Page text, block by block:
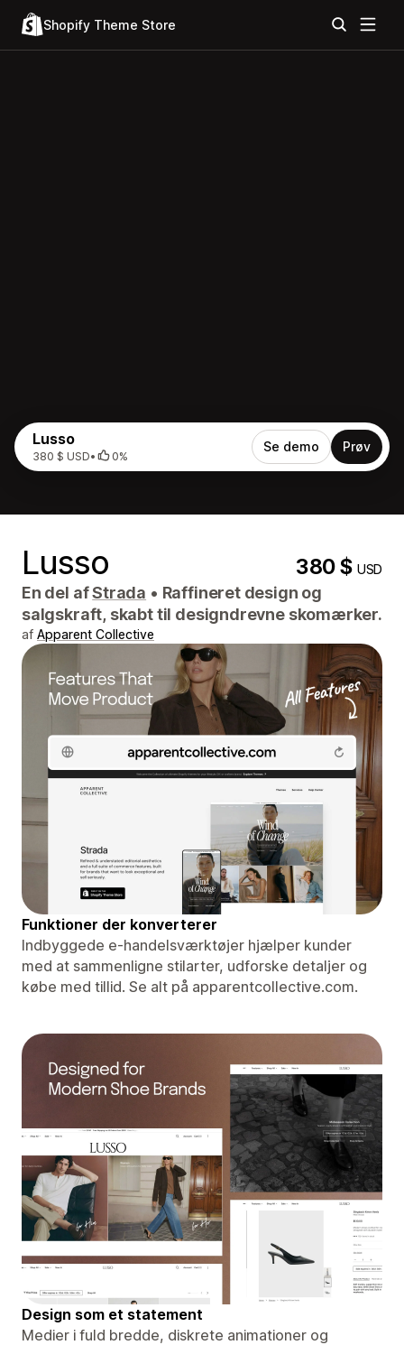
Shopify Theme Store
Lusso
380 $ USD• 0%
Se demo Prøv
Lusso 380 $USD
En del afStrada • Raffineret design og
salgskraft, skabt til designdrevne skomærker.
af Apparent Collective
Funktioner der konverterer
Indbyggede e-handelsværktøjer hjælper kunder
med at sammenligne stilarter, udforske detaljer og
købe med tillid. Se alt på apparentcollective.com.
Design som et statement
Medier i fuld bredde, diskrete animationer og